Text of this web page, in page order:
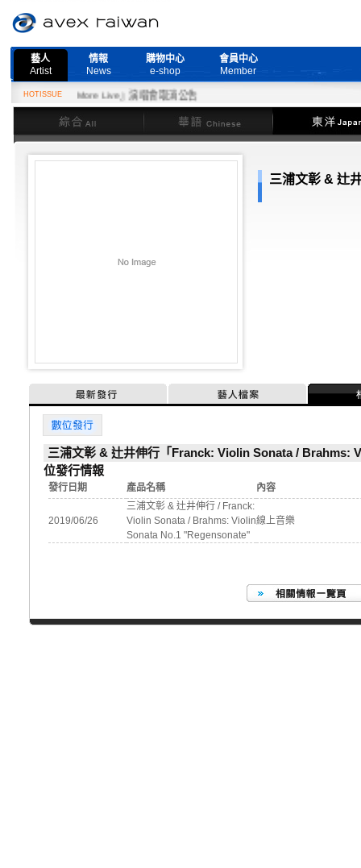
藝人
Artist
情報
News
購物中心
e-shop
會員中心
Member
HOTISSUE
Need More Live』演唱會取消公告
綜合
華語 東洋
三浦文彰 & 辻
最新發行 藝人檔案
數位發行
三浦文彰 & 辻井伸行「Franck: Violin Sonata / Brahms:
位發行情報
發行日期 產品名稱 內容
2019/06/26
三浦文彰 & 辻井伸行 / Franck:
Violin Sonata / Brahms: Violin
Sonata No.1 "Regensonate"
線上音樂